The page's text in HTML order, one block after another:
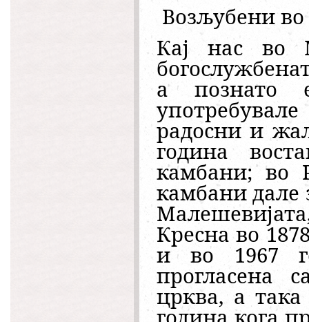
Возљубени во
Кај нас во
а познато
радосни и
година
камбани; во
камбани дале
Кресна во
и во 1967
прогласена
црква, а